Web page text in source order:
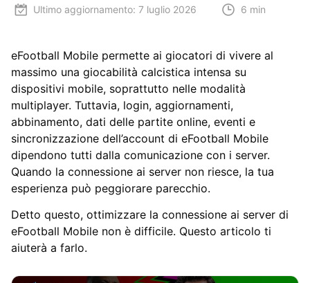
Ultimo aggiornamento: 7 luglio 2026 6 min
eFootball Mobile permette ai giocatori di vivere al
massimo una giocabilità calcistica intensa su
dispositivi mobile, soprattutto nelle modalità
multiplayer. Tuttavia, login, aggiornamenti,
abbinamento, dati delle partite online, eventi e
sincronizzazione dell’account di eFootball Mobile
dipendono tutti dalla comunicazione con i server.
Quando la connessione ai server non riesce, la tua
esperienza può peggiorare parecchio.
Detto questo, ottimizzare la connessione ai server di
eFootball Mobile non è difficile. Questo articolo ti
aiuterà a farlo.